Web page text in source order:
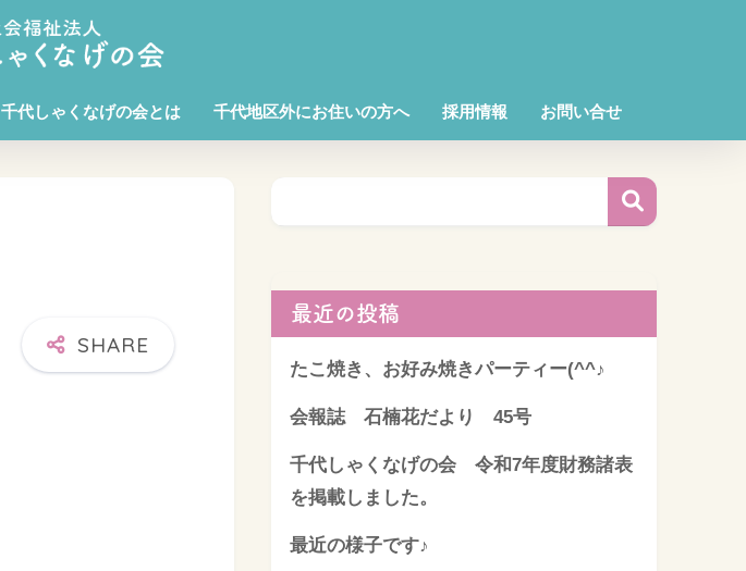
千代しゃくなげの会とは 千代地区外にお住いの方へ 採用情報 お問い合せ
最近の投稿
たこ焼き、お好み焼きパーティー(^^♪
会報誌 石楠花だより 45号
千代しゃくなげの会 令和7年度財務諸表
を掲載しました。
最近の様子です♪